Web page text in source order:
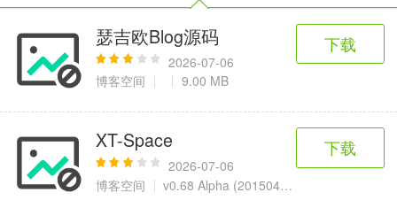
实用工具
2万+款应用
金融理财
2百+款应用
网上购物
资讯阅读
1万+款应用
学习办公
3万+款应用
生活服务
2万+款应用
瑟吉欧Blog源码
2026-07-06
博客空间
9.00 MB
下载
XT-Space
2026-07-06
博客空间
v0.68 Alpha (20150411)
下载